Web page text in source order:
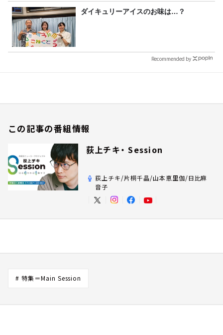
ダイキュリーアイスのお味は…？
Recommended by
この記事の番組情報
荻上チキ・ Session
荻上チキ/片桐千晶/山本恵里伽/日比麻
音子
# 特集＝Main Session